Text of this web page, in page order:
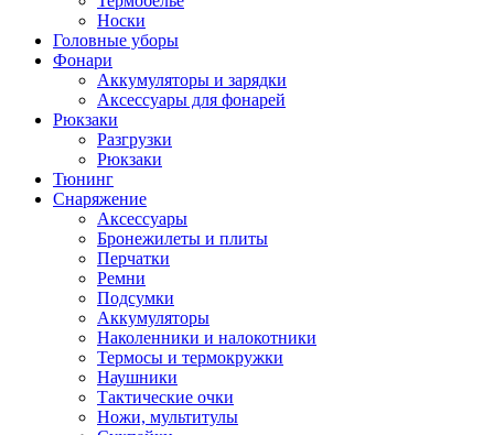
Носки
Головные уборы
Фонари
Аккумуляторы и зарядки
Аксессуары для фонарей
Рюкзаки
Разгрузки
Рюкзаки
Тюнинг
Снаряжение
Аксессуары
Бронежилеты и плиты
Перчатки
Ремни
Подсумки
Аккумуляторы
Наколенники и налокотники
Термосы и термокружки
Наушники
Тактические очки
Ножи, мультитулы